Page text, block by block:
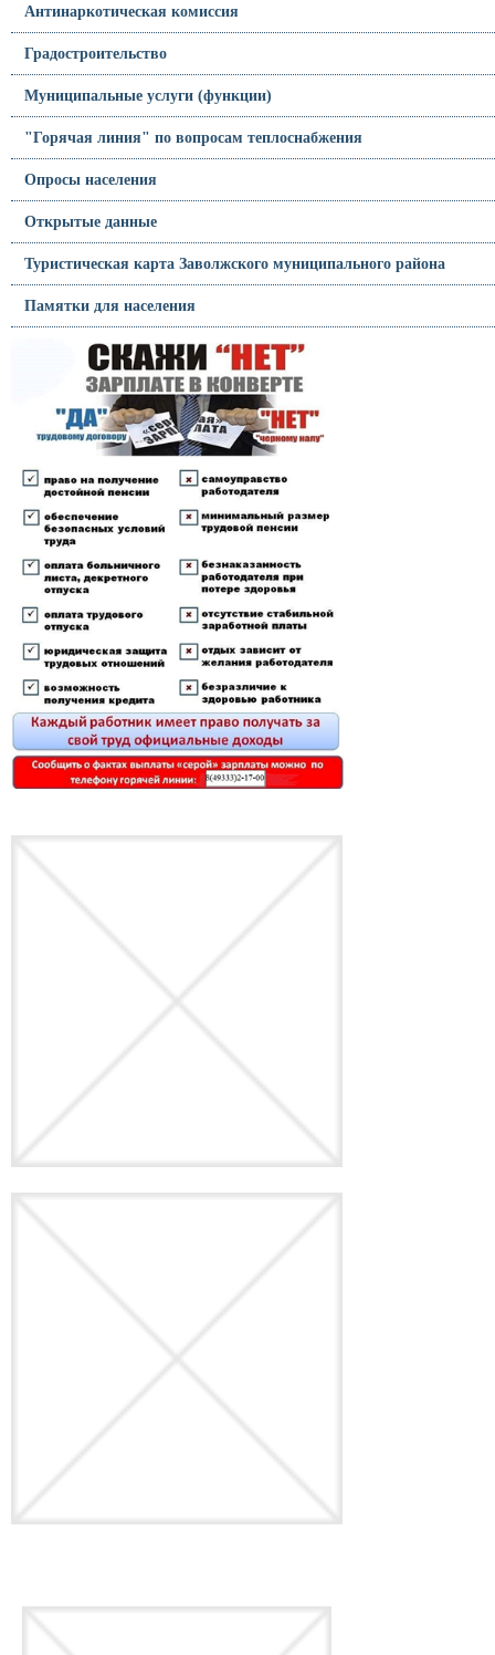
Антинаркотическая комиссия
Градостроительство
Муниципальные услуги (функции)
"Горячая линия" по вопросам теплоснабжения
Опросы населения
Открытые данные
Туристическая карта Заволжского муниципального района
Памятки для населения